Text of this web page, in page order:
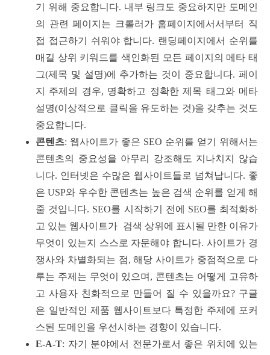
기 위해 중요합니다. 내부 링크도 중요하지만 도메인
의 관련 페이지는 크롤러가 홈페이지에서서부터 직
접 접근하기 쉬워야 합니다. 랜딩페이지에서 순위를
매길 상위 키워드를 색인화된 모든 페이지의 메타 태
그(제목 및 설명)에 추가하는 것이 중요합니다. 페이
지 주제의 경우, 명확하고 정확한 제목 태그와 메타
설명(이상적으로 클릭을 유도하는 것)을 갖추는 것도
중요합니다.
콘텐츠: 웹사이트가 좋은 SEO 순위를 얻기 위해서는
콘텐츠의 중요성을 아무리 강조해도 지나치지 않습
니다. 인터넷은 수많은 웹사이트들로 넘쳐납니다. 좋
은 USP와 우수한 콘텐츠는 높은 검색 순위를 얻게 해
줄 것입니다. SEO를 시작하기 전에 SEO를 최적화하
고 있는 웹사이트가 검색 상위에 표시될 만한 이유가
무엇이 있는지 스스로 자문해야 합니다. 사이트가 경
쟁사와 차별화되는 점, 해당 사이트가 중점적으로 다
루는 주제는 무엇이 있으며, 콘텐츠는 어떻게 고유하
고 사용자 친화적으로 만들어 질 수 있을까요? 구글
은 일반적인 제품 웹사이트보다 특정한 주제에 포커
스된 도메인을 우선시하는 경향이 있습니다.
E-A-T: 자기 분야에서 전문가로서 좋은 위치에 있는